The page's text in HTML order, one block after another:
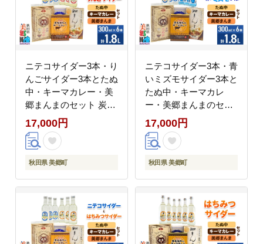
県 美郷町]
ニテコサイダー3本・り
んごサイダー3本とたぬ
中・キーマカレー・美
郷まんまのセット 炭酸
飲料 カレー キーマカレ
ー レトルト 中華麺 ま
ぜごはん [ニテコサイダ
酸飲料 炭酸水 カレー
キーマカレー レトルト
中華麺 ラーメン まぜご
はん セット 秋田県 美
郷町]
17,000円
秋田県 美郷町
ニテコサイダー3本・青
いミズモサイダー3本と
たぬ中・キーマカレ
ー・美郷まんまのセッ
ト 炭酸飲料 カレー キ
ーマカレー レトルト 中
華麺 まぜごはん [ニテ
サイダー ご当地 サイダ
ー 炭酸飲料 炭酸水 カ
レー キーマカレー レト
ルト 中華麺 ラーメン
まぜごはん セット 秋田
県 美郷町]
17,000円
秋田県 美郷町